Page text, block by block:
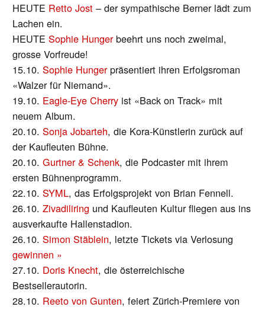
HEUTE Retto Jost – der sympathische Berner lädt zum
Lachen ein.
HEUTESophie Hungerbeehrt uns noch zweimal,
grosse Vorfreude!
15.10.Sophie Hungerpräsentiert ihren Erfolgsroman
«Walzer für Niemand».
19.10. Eagle-Eye Cherry ist «Back on Track» mit
neuem Album.
20.10.Sonja Jobarteh, die Kora-Künstlerin zurück auf
der Kaufleuten Bühne.
20.10.Gurtner & Schenk, die Podcaster mit ihrem
ersten Bühnenprogramm.
22.10.SYML, das Erfolgsprojekt von Brian Fennell.
26.10.Zivadiliring und Kaufleuten Kultur fliegen aus ins
ausverkaufte Hallenstadion.
26.10.Simon Stäblein, letzte Tickets via Verlosung
gewinnen »
27.10. Doris Knecht, die österreichische
Bestsellerautorin.
28.10. Reeto von Gunten, feiert Zürich-Premiere von